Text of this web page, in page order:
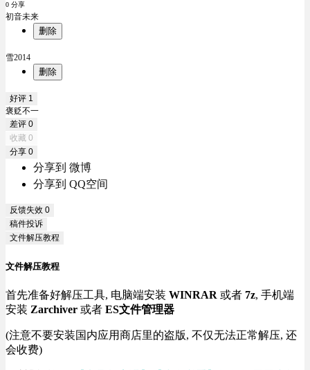
0 分享
初音未来
删除
雪2014
删除
好评 1
褒贬不一
差评 0
收藏 0
分享 0
分享到 微博
分享到 QQ空间
反馈失效 0
稿件投诉
文件解压教程
文件解压教程
首先准备好解压工具, 电脑端安装 WINRAR 或者 7z, 手机端
安装 Zarchiver 或者 ES文件管理器
(注意不要安装国内应用商店里的盗版, 不仅无法正常解压, 还
会收费)